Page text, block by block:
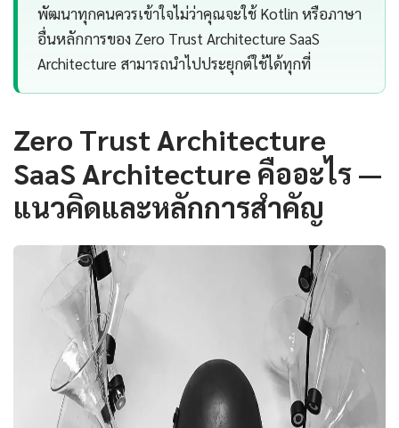
พัฒนาทุกคนควรเข้าใจไม่ว่าคุณจะใช้ Kotlin หรือภาษา
อื่นหลักการของ Zero Trust Architecture SaaS
Architecture สามารถนำไปประยุกต์ใช้ได้ทุกที่
Zero Trust Architecture
SaaS Architecture คืออะไร —
แนวคิดและหลักการสำคัญ